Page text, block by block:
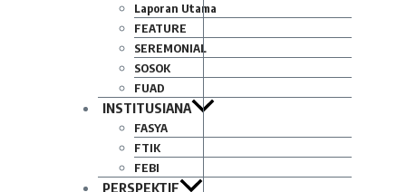
Laporan Utama
FEATURE
SEREMONIAL
SOSOK
FUAD
INSTITUSIANA
FASYA
FTIK
FEBI
PERSPEKTIF